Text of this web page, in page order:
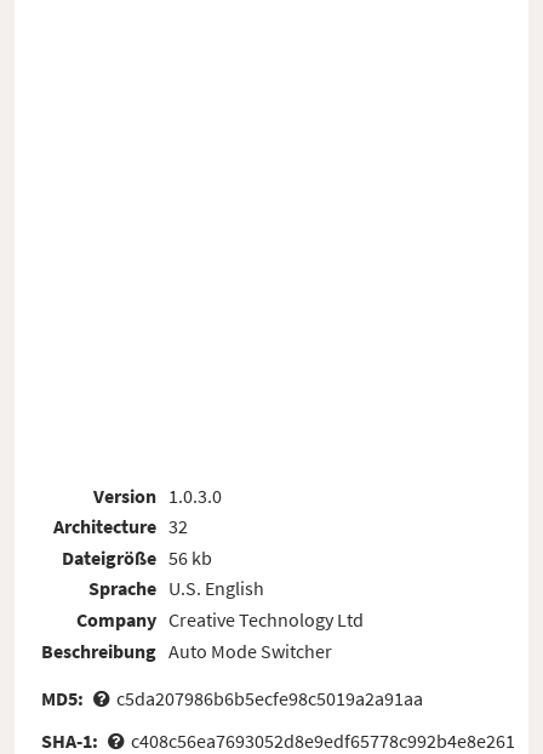
Version
Architecture
Dateigröße
Sprache
Company
Beschreibung
1.0.3.0
32
56 kb
U.S. English
Creative Technology Ltd
Auto Mode Switcher
MD5:
c5da207986b6b5ecfe98c5019a2a91aa
SHA-1:
c408c56ea7693052d8e9edf65778c992b4e8e261